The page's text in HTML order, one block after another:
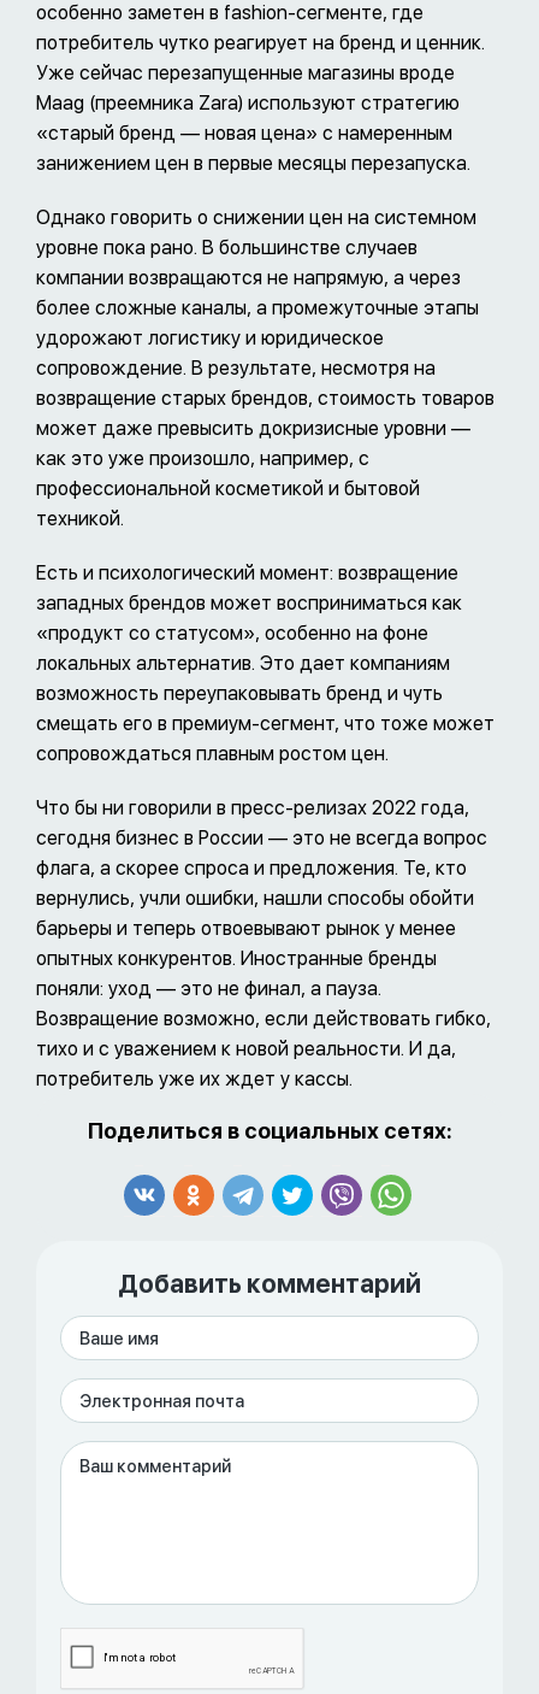
особенно заметен в fashion-сегменте, где
потребитель чутко реагирует на бренд и ценник.
Уже сейчас перезапущенные магазины вроде
Maag (преемника Zara) используют стратегию
«старый бренд — новая цена» с намеренным
занижением цен в первые месяцы перезапуска.
Однако говорить о снижении цен на системном
уровне пока рано. В большинстве случаев
компании возвращаются не напрямую, а через
более сложные каналы, а промежуточные этапы
удорожают логистику и юридическое
сопровождение. В результате, несмотря на
возвращение старых брендов, стоимость товаров
может даже превысить докризисные уровни —
как это уже произошло, например, с
профессиональной косметикой и бытовой
техникой.
Есть и психологический момент: возвращение
западных брендов может восприниматься как
«продукт со статусом», особенно на фоне
локальных альтернатив. Это дает компаниям
возможность переупаковывать бренд и чуть
смещать его в премиум-сегмент, что тоже может
сопровождаться плавным ростом цен.
Что бы ни говорили в пресс-релизах 2022 года,
сегодня бизнес в России — это не всегда вопрос
флага, а скорее спроса и предложения. Те, кто
вернулись, учли ошибки, нашли способы обойти
барьеры и теперь отвоевывают рынок у менее
опытных конкурентов. Иностранные бренды
поняли: уход — это не финал, а пауза.
Возвращение возможно, если действовать гибко,
тихо и с уважением к новой реальности. И да,
потребитель уже их ждет у кассы.
Поделиться в социальных сетях:
Добавить комментарий